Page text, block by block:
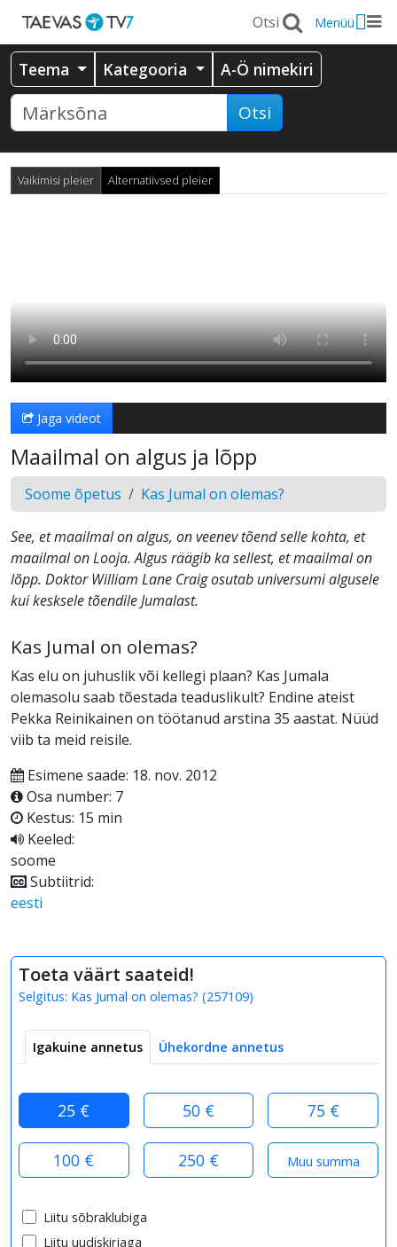
Menüü
Teema Kategooria A-Ö nimekiri
Otsi
Vaikimisi pleier Alternatiivsed pleier
Jaga videot
Maailmal on algus ja lõpp
Soome õpetus Kas Jumal on olemas?
See, et maailmal on algus, on veenev tõend selle kohta, et
maailmal on Looja. Algus räägib ka sellest, et maailmal on
lõpp. Doktor William Lane Craig osutab universumi algusele
kui kesksele tõendile Jumalast.
Kas Jumal on olemas?
Kas elu on juhuslik või kellegi plaan? Kas Jumala
olemasolu saab tõestada teaduslikult? Endine ateist
Pekka Reinikainen on töötanud arstina 35 aastat. Nüüd
viib ta meid reisile.
Esimene saade: 18. nov. 2012
Osa number: 7
Kestus: 15 min
Keeled:
soome
Subtiitrid:
eesti
Toeta väärt saateid!
Selgitus: Kas Jumal on olemas? (257109)
Igakuine annetus Ühekordne annetus
25 € 50 € 75 €
100 € 250 €
Liitu sõbraklubiga
Liitu uudiskirjaga